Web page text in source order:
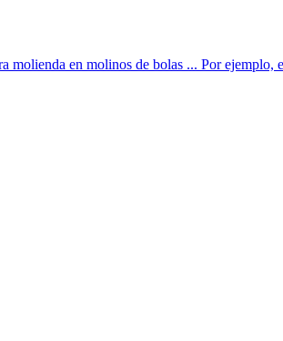
molienda en molinos de bolas ... Por ejemplo,